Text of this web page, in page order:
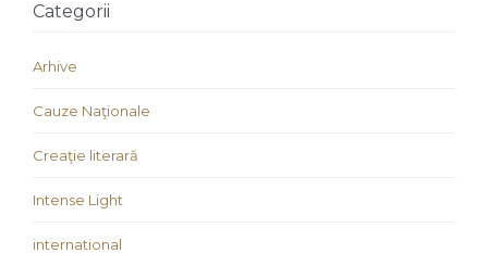
Categorii
Arhive
Cauze Naţionale
Creaţie literară
Intense Light
international